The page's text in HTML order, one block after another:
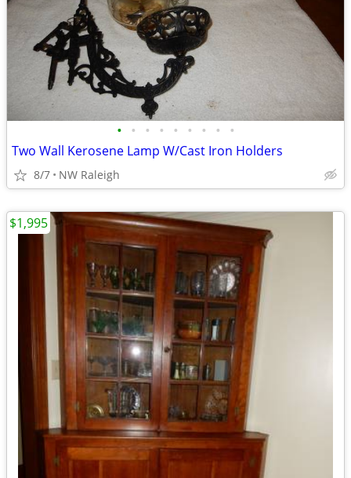
• • • • • • • • •
Two Wall Kerosene Lamp W/Cast Iron Holders
8/7 NW Raleigh
$1,995